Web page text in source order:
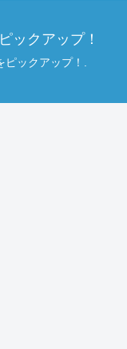
ックアップ！
ックアップ！.